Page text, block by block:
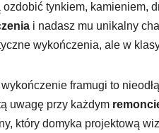
ozdobić tynkiem, kamieniem,
i nadasz mu unikalny
wykończenia, ale w
framugi to
uwagę przy każdym
który domyka projektową